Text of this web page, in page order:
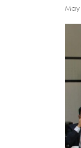
May